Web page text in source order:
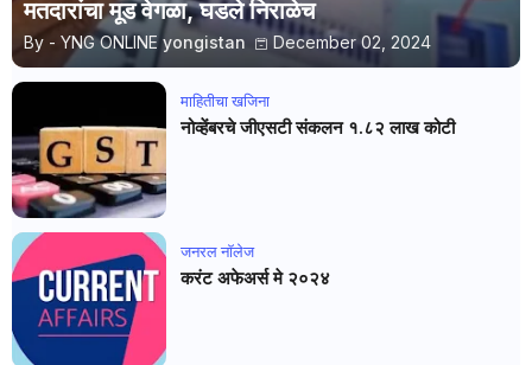
मतदारांचा मूड वेगळा, घडले निराळेच
By - YNG ONLINE yongistan December 02, 2024
माहितीचा खजिना
नोव्हेंबरचे जीएसटी संकलन १.८२ लाख कोटी
जनरल नाॅलेज
करंट अफेअर्स मे २०२४